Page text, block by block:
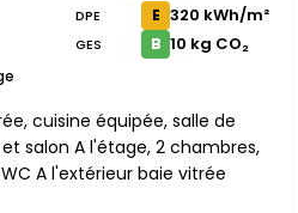
DPE E 320 kWh/m²
GES B 10 kg CO₂
cuisine équipée, salle de
salon A l'étage, 2 chambres,
A l'extérieur baie vitrée